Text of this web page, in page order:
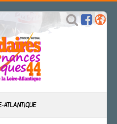
ATLANTIQUE